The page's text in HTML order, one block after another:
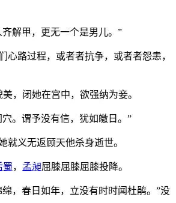
解甲，更无一个是男儿。”
路过程，或者者抗争，或者者怨恚，
，闭她在宫中，欲强纳为妾。
。谓予没有信，犹如皦日。”
义无返顾天他杀身逝世。
蜀， 孟昶屈膝屈膝屈膝投降。
，春日如年，立没有时时闻杜鹃。”没